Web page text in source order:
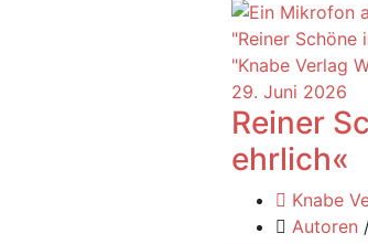
29. Juni 2026
Reiner
ehrlich«
Knabe
Autoren